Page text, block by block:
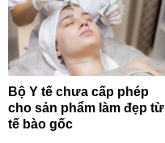
Bộ Y tế chưa cấp phép
cho sản phẩm làm đẹp từ
tế bào gốc